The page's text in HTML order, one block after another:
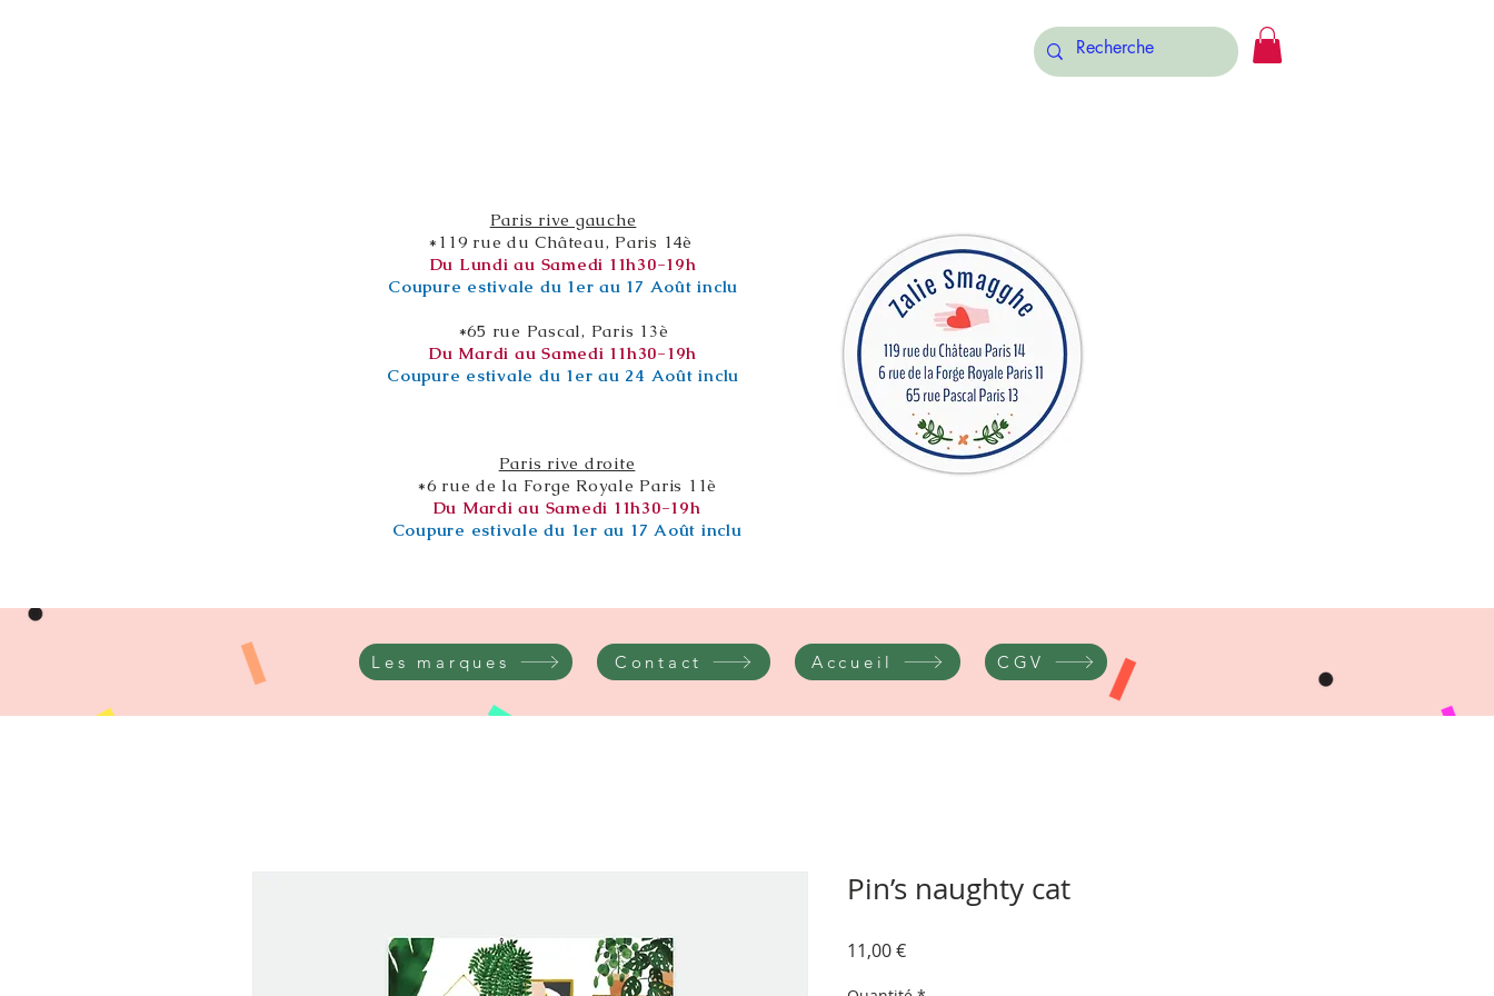
Paris rive gauche
*119 rue du Château, Paris 14è
Du Lundi au Samedi 11h30-19h
Coupure estivale du 1er au 17 Août inclu
*65 rue Pascal, Paris 13è
Du Mardi au Samedi 11h30-19h
Coupure estivale du 1er au 24 Août inclu
Paris rive droite
*6 rue de la Forge Royale Paris 11è
Du Mardi au Samedi 11h30-19h
Coupure estivale du 1er au 17 Août inclu
Les marques Contact Accueil CGV
Pin’s naughty cat
11,00 €Prix